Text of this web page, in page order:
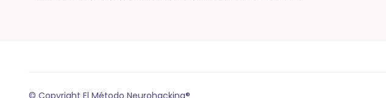
© Copyright El Método Neurohacking®